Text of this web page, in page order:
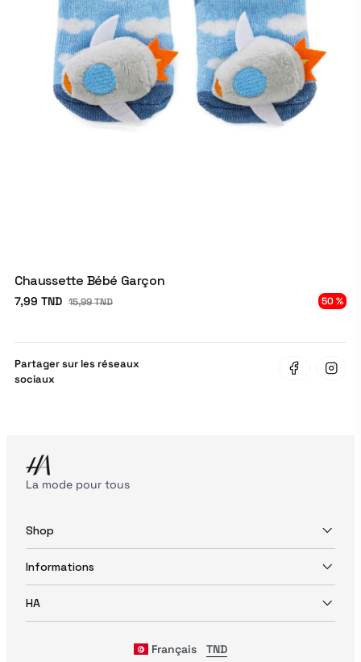
Chaussette Bébé Garçon
7,99 TND 15,99 TND 50 %
Partager sur les réseaux
sociaux
La mode pour tous
Shop
Informations
HA
Français TND